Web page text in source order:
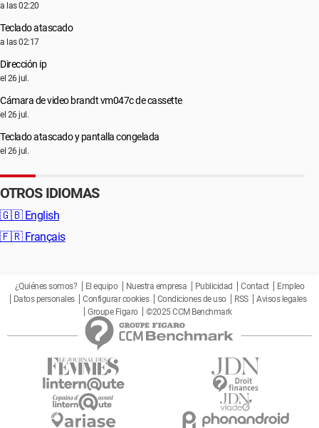
a las 02:20
Teclado atascado
a las 02:17
Dirección ip
el 26 jul.
Cámara de video brandt vm047c de cassette
el 26 jul.
Teclado atascado y pantalla congelada
el 26 jul.
OTROS IDIOMAS
🇬🇧 English
🇫🇷 Français
¿Quiénes somos? El equipo Nuestra empresa Publicidad Contact
Empleo
Datos personales
Configurar cookies Condiciones de uso RSS
Avisos legales
Groupe Figaro
©2025 CCM Benchmark